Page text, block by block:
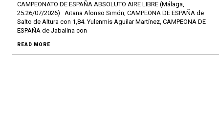
CAMPEONATO DE ESPAÑA ABSOLUTO AIRE LIBRE (Málaga,
25.26/07/2026) Aitana Alonso Simón, CAMPEONA DE ESPAÑA de
Salto de Altura con 1,84. Yulenmis Aguilar Martínez, CAMPEONA DE
ESPAÑA de Jabalina con
READ MORE